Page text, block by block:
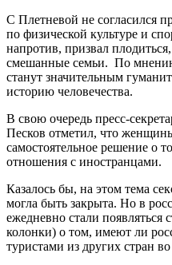
С Плетневой не согласился
по физической культуре и
напротив, призвал
смешанные семьи. По
станут значительным
историю человечества.
В свою очередь пресс-
Песков отметил, что
самостоятельное решение о
отношения с иностранцами.
Казалось бы, на этом тема
могла быть закрыта. Но в
ежедневно стали
колонки) о том, имеют ли
туристами из других стран